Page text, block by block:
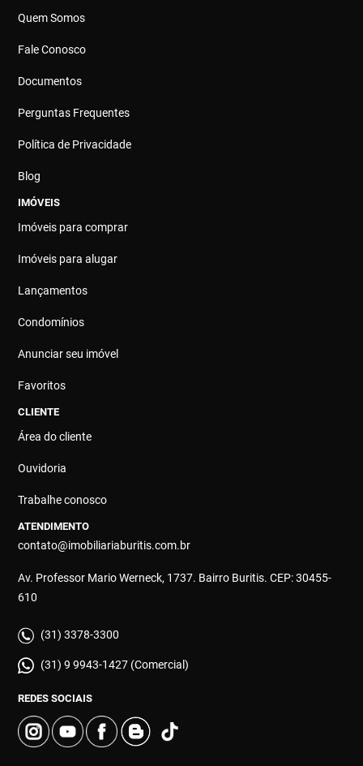
Quem Somos
Fale Conosco
Documentos
Perguntas Frequentes
Política de Privacidade
Blog
IMÓVEIS
Imóveis para comprar
Imóveis para alugar
Lançamentos
Condomínios
Anunciar seu imóvel
Favoritos
CLIENTE
Área do cliente
Ouvidoria
Trabalhe conosco
ATENDIMENTO
contato@imobiliariaburitis.com.br
Av. Professor Mario Werneck, 1737. Bairro Buritis. CEP: 30455-
610
(31) 3378-3300
(31) 9 9943-1427 (Comercial)
REDES SOCIAIS